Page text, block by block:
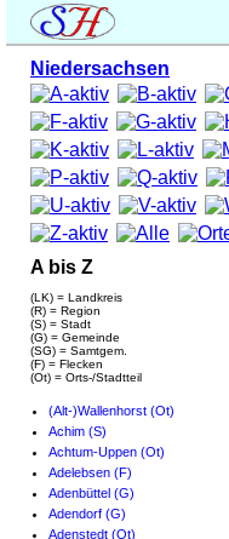
Niedersachsen
A bis Z
(LK) = Landkreis
(R) = Region
(S) = Stadt
(G) = Gemeinde
(SG) = Samtgem.
(F) = Flecken
(Ot) = Orts-/Stadtteil
(Alt-)Wallenhorst (Ot)
Achim (S)
Achtum-Uppen (Ot)
Adelebsen (F)
Adenbüttel (G)
Adendorf (G)
Adenstedt (Ot)